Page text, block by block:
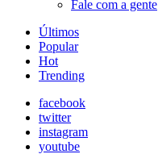
Fale com a gente
Últimos
Popular
Hot
Trending
facebook
twitter
instagram
youtube